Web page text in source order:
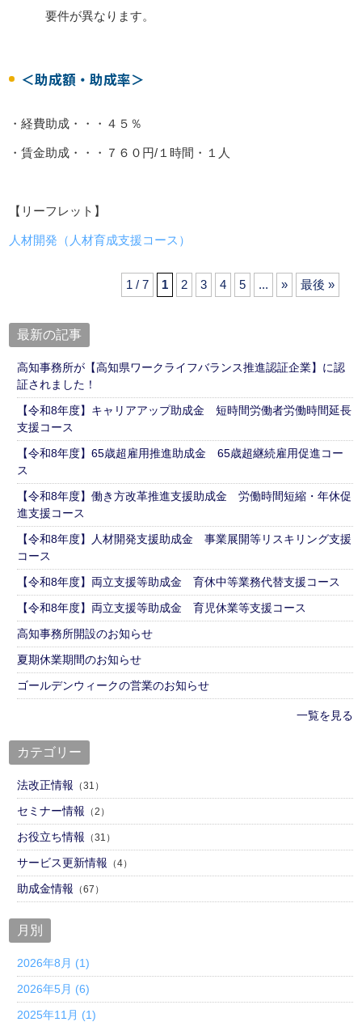
要件が異なります。
＜助成額・助成率＞
・経費助成・・・４５％
・賃金助成・・・７６０円/１時間・１人
【リーフレット】
人材開発（人材育成支援コース）
1 / 7 1 2 3 4 5 ... » 最後 »
最新の記事
高知事務所が【高知県ワークライフバランス推進認証企業】に認
証されました！
【令和8年度】キャリアアップ助成金 短時間労働者労働時間延長
支援コース
【令和8年度】65歳超雇用推進助成金 65歳超継続雇用促進コー
ス
【令和8年度】働き方改革推進支援助成金 労働時間短縮・年休促
進支援コース
【令和8年度】人材開発支援助成金 事業展開等リスキリング支援
コース
【令和8年度】両立支援等助成金 育休中等業務代替支援コース
【令和8年度】両立支援等助成金 育児休業等支援コース
高知事務所開設のお知らせ
夏期休業期間のお知らせ
ゴールデンウィークの営業のお知らせ
一覧を見る
カテゴリー
法改正情報 （31）
セミナー情報 （2）
お役立ち情報 （31）
サービス更新情報 （4）
助成金情報 （67）
月別
2026年8月 (1)
2026年5月 (6)
2025年11月 (1)